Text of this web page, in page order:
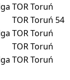
TORToruń
TORToruń 54
TORToruń
TORToruń
TORToruń